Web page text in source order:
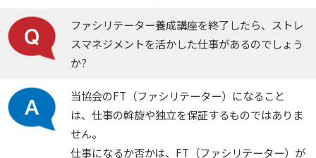
ファシリテーター養成講座を終了したら、ストレ
スマネジメントを活かした仕事があるのでしょう
か?
当協会のFT（ファシリテーター）になること
は、仕事の斡旋や独立を保証するものではありま
せん。
仕事になるか否かは、FT（ファシリテーター）が